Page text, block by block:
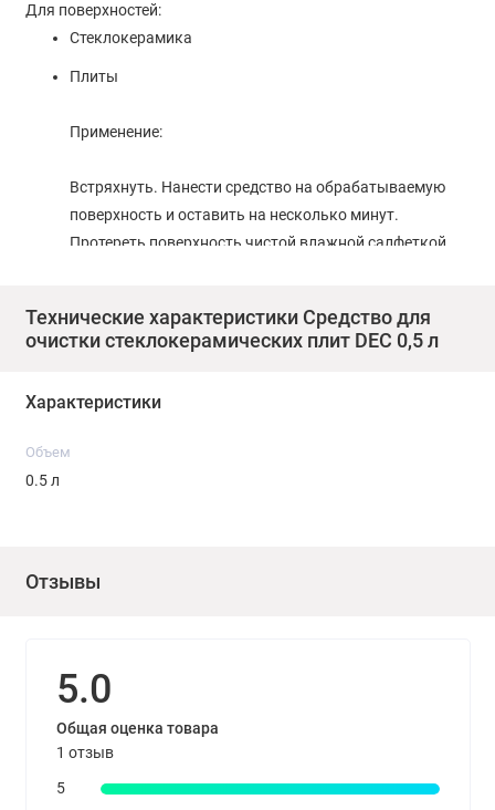
Для поверхностей:
Стеклокерамика
Плиты
Применение:
Встряхнуть. Нанести средство на обрабатываемую
поверхность и оставить на несколько минут.
Протереть поверхность чистой влажной салфеткой
Средство не предназначено для лакированных,
При попадании на кожу, глаза и слизистые
При необходимости, обратиться за помощью к врачу.
Технические характеристики Средство для
очистки стеклокерамических плит DEC 0,5 л
Характеристики
Объем
0.5 л
Отзывы
5.0
Общая оценка товара
1 отзыв
5